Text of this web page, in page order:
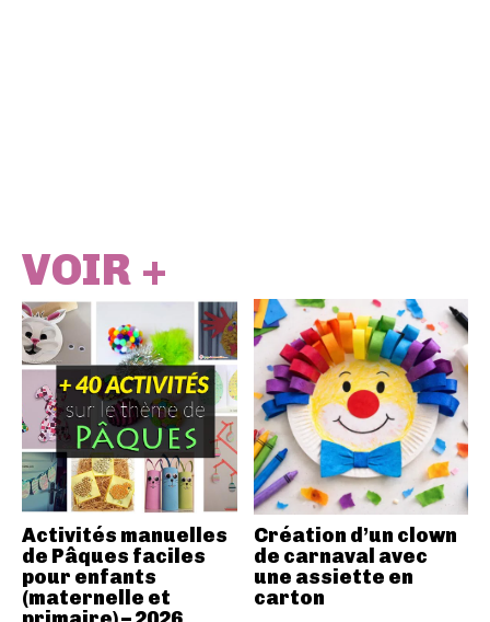
VOIR +
Activités manuelles
de Pâques faciles
pour enfants
(maternelle et
Création d’un clown
de carnaval avec
une assiette en
carton